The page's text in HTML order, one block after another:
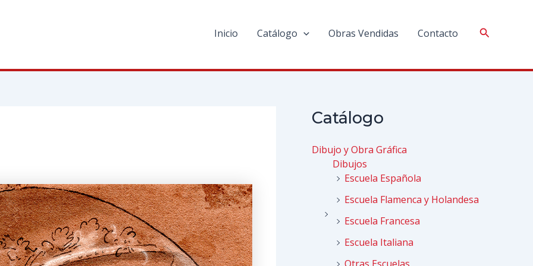
Inicio Catálogo Obras Vendidas Contacto
Catálogo
Dibujo y Obra Gráfica
Dibujos
Escuela Española
Escuela Flamenca y Holandesa
Escuela Francesa
Escuela Italiana